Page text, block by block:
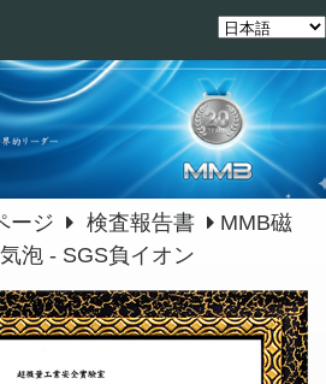
ージ 検査報告書
MMB磁
泡 - SGS負イオン